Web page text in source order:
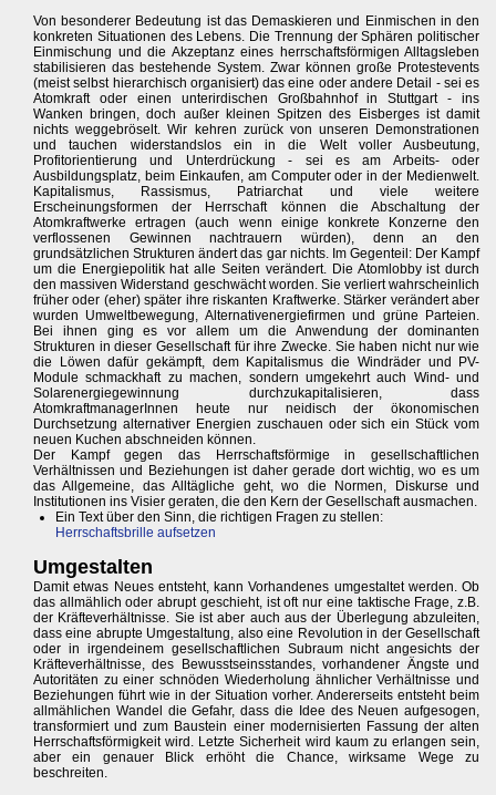
Von besonderer Bedeutung ist das Demaskieren und Einmischen in den
konkreten Situationen des Lebens. Die Trennung der Sphären politischer
Einmischung und die Akzeptanz eines herrschaftsförmigen Alltagsleben
stabilisieren das bestehende System. Zwar können große Protestevents
(meist selbst hierarchisch organisiert) das eine oder andere Detail - sei es
Atomkraft oder einen unterirdischen Großbahnhof in Stuttgart - ins
Wanken bringen, doch außer kleinen Spitzen des Eisberges ist damit
nichts weggebröselt. Wir kehren zurück von unseren Demonstrationen
und tauchen widerstandslos ein in die Welt voller Ausbeutung,
Profitorientierung und Unterdrückung - sei es am Arbeits- oder
Ausbildungsplatz, beim Einkaufen, am Computer oder in der Medienwelt.
Kapitalismus, Rassismus, Patriarchat und viele weitere
Erscheinungsformen der Herrschaft können die Abschaltung der
Atomkraftwerke ertragen (auch wenn einige konkrete Konzerne den
verflossenen Gewinnen nachtrauern würden), denn an den
grundsätzlichen Strukturen ändert das gar nichts. Im Gegenteil: Der Kampf
um die Energiepolitik hat alle Seiten verändert. Die Atomlobby ist durch
den massiven Widerstand geschwächt worden. Sie verliert wahrscheinlich
früher oder (eher) später ihre riskanten Kraftwerke. Stärker verändert aber
wurden Umweltbewegung, Alternativenergiefirmen und grüne Parteien.
Bei ihnen ging es vor allem um die Anwendung der dominanten
Strukturen in dieser Gesellschaft für ihre Zwecke. Sie haben nicht nur wie
die Löwen dafür gekämpft, dem Kapitalismus die Windräder und PV-
Module schmackhaft zu machen, sondern umgekehrt auch Wind- und
Solarenergiegewinnung durchzukapitalisieren, dass
AtomkraftmanagerInnen heute nur neidisch der ökonomischen
Durchsetzung alternativer Energien zuschauen oder sich ein Stück vom
neuen Kuchen abschneiden können.
Der Kampf gegen das Herrschaftsförmige in gesellschaftlichen
Verhältnissen und Beziehungen ist daher gerade dort wichtig, wo es um
das Allgemeine, das Alltägliche geht, wo die Normen, Diskurse und
Institutionen ins Visier geraten, die den Kern der Gesellschaft ausmachen.
Ein Text über den Sinn, die richtigen Fragen zu stellen:
Herrschaftsbrille aufsetzen
Umgestalten
Damit etwas Neues entsteht, kann Vorhandenes umgestaltet werden. Ob
das allmählich oder abrupt geschieht, ist oft nur eine taktische Frage, z.B.
der Kräfteverhältnisse. Sie ist aber auch aus der Überlegung abzuleiten,
dass eine abrupte Umgestaltung, also eine Revolution in der Gesellschaft
oder in irgendeinem gesellschaftlichen Subraum nicht angesichts der
Kräfteverhältnisse, des Bewusstseinsstandes, vorhandener Ängste und
Autoritäten zu einer schnöden Wiederholung ähnlicher Verhältnisse und
Beziehungen führt wie in der Situation vorher. Andererseits entsteht beim
allmählichen Wandel die Gefahr, dass die Idee des Neuen aufgesogen,
transformiert und zum Baustein einer modernisierten Fassung der alten
Herrschaftsförmigkeit wird. Letzte Sicherheit wird kaum zu erlangen sein,
aber ein genauer Blick erhöht die Chance, wirksame Wege zu
beschreiten.